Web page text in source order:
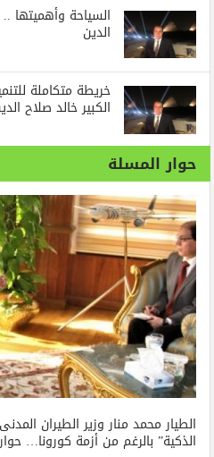
السياحة وأهميتها
الدين
خريطة متكاملة
الكبير خالد صلاح
حوار المسلة
الطيار محمد منار وزير الطيران
الذكية” بالرغم من أزمة كورونا…